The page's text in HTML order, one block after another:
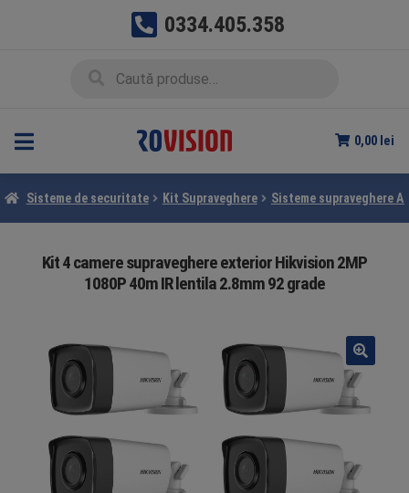
0334.405.358
0,00 lei
Sisteme de securitate Kit Supraveghere Sisteme supraveghere
Kit 4 camere supraveghere exterior Hikvision 2MP
1080P 40m IR lentila 2.8mm 92 grade